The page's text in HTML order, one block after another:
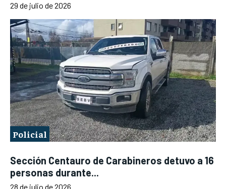
29 de julio de 2026
Policial
Sección Centauro de Carabineros detuvo a 16
personas durante...
28 de julio de 2026